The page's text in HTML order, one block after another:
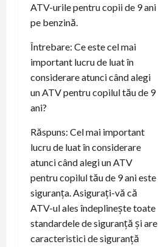
ATV-urile pentru copii de 9 ani
pe benzină.
Întrebare: Ce este cel mai
important lucru de luat în
considerare atunci când alegi
un ATV pentru copilul tău de 9
ani?
Răspuns: Cel mai important
lucru de luat în considerare
atunci când alegi un ATV
pentru copilul tău de 9 ani este
siguranța. Asigurați-vă că
ATV-ul ales îndeplinește toate
standardele de siguranță și are
caracteristici de siguranță